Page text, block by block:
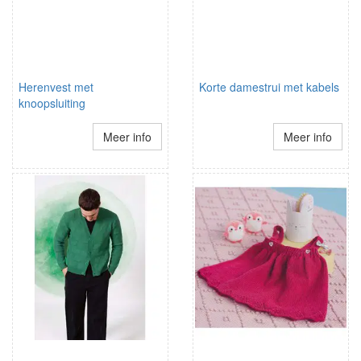
Herenvest met
knoopsluiting
Meer info
Korte damestrui met kabels
Meer info